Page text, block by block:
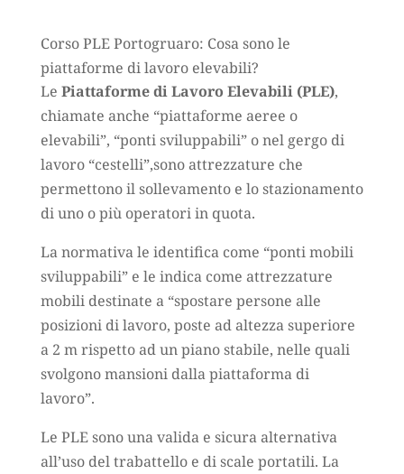
Corso PLE Portogruaro: Cosa sono le
piattaforme di lavoro elevabili?
Le Piattaforme di Lavoro Elevabili (PLE),
chiamate anche “piattaforme aeree o
elevabili”, “ponti sviluppabili” o nel gergo di
lavoro “cestelli”,sono attrezzature che
permettono il sollevamento e lo stazionamento
di uno o più operatori in quota.
La normativa le identifica come “ponti mobili
sviluppabili” e le indica come attrezzature
mobili destinate a “spostare persone alle
posizioni di lavoro, poste ad altezza superiore
a 2 m rispetto ad un piano stabile, nelle quali
svolgono mansioni dalla piattaforma di
lavoro”.
Le PLE sono una valida e sicura alternativa
all’uso del trabattello e di scale portatili. La